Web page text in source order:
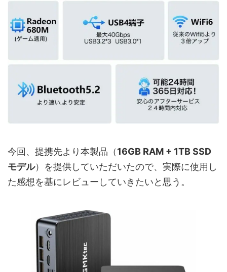
今回、提携先より本製品（16GB RAM + 1TB SSD
モデル）を提供していただいたので、実際に使用し
た感想を基にレビューしていきたいと思う。